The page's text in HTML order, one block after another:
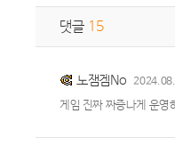
댓글 15
노잼겜No
게임 진짜 짜증나게 운영